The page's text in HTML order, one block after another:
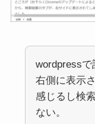
wordpressで
右側に表示
感じるし検
ない。